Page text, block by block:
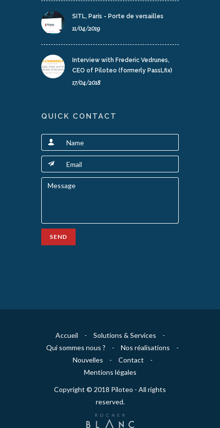
SITL, Paris - Porte de versailles
11/04/2019
Interview with Frederic Vedrunes,
CEO of Piloteo (formerly PassLfix)
17/04/2018
QUICK CONTACT
SEND
Accueil - Solutions & Services
-
Qui sommes nous ?
- Nos réalisations
-
Nouvelles
- Contact
-
Mentions légales
Copyright © 2018 Piloteo - All rights
reserved.